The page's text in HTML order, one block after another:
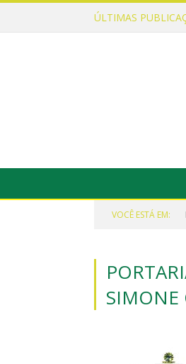
ÚLTIMAS
VOCÊ ESTÁ EM:
SIMONE